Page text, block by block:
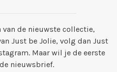
de nieuwste collectie,
Just be Jolie, volg dan Just
Maar wil je de eerste
nieuwsbrief.